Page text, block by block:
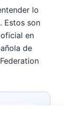
lo
Estos son
en
de